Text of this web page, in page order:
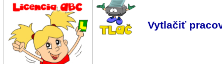
Vytlačiť